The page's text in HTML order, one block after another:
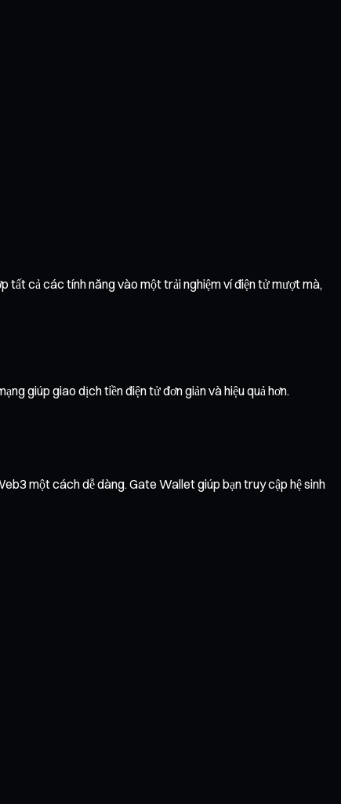
tất cả các tính năng vào một trải nghiệm ví điện tử mượt mà,
giúp giao dịch tiền điện tử đơn giản và hiệu quả hơn.
một cách dễ dàng. Gate Wallet giúp bạn truy cập hệ sinh